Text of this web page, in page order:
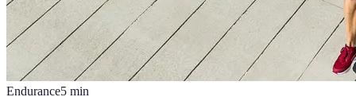
Endurance5 min